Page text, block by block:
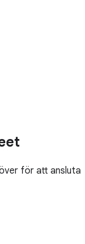
för att ansluta